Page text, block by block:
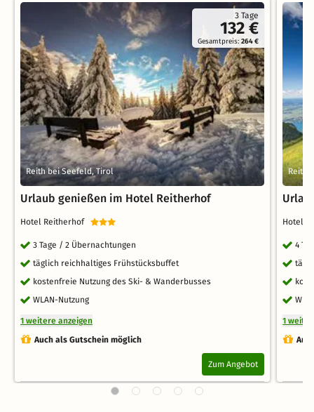
3 Tage
132 €
Gesamtpreis:264 €
Reith bei Seefeld, Tirol
Urlaub genießen im Hotel Reitherhof
Hotel Reitherhof
3 Tage / 2 Übernachtungen
täglich reichhaltiges Frühstücksbuffet
kostenfreie Nutzung des Ski- & Wanderbusses
WLAN-Nutzung
1 weitere anzeigen
Auch als Gutschein möglich
Zum Angebot
Reith
Hotel
4
1